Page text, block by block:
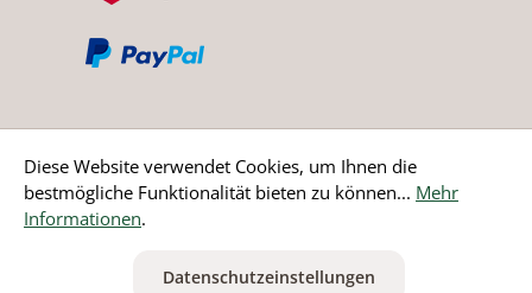
Bestellung widerrufen
ausgenommen Nicht EU-Länder
Diese Website verwendet Cookies, um Ihnen die
bestmögliche Funktionalität bieten zu können... Mehr
Informationen.
Datenschutzeinstellungen